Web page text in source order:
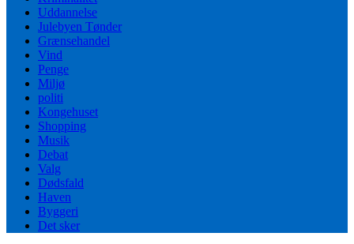
Uddannelse
Julebyen Tønder
Grænsehandel
Vind
Penge
Miljø
politi
Kongehuset
Shopping
Musik
Debat
Valg
Dødsfald
Haven
Byggeri
Det sker